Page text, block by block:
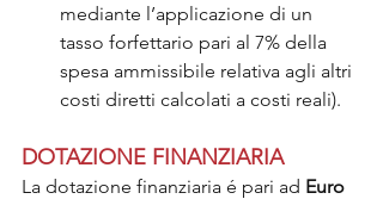
mediante l’applicazione di un
tasso forfettario pari al 7% della
spesa ammissibile relativa agli altri
costi diretti calcolati a costi reali).
DOTAZIONE FINANZIARIA
La dotazione finanziaria é pari ad Euro